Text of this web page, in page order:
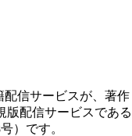
配信サービスが、著作
版配信サービスである
）です。